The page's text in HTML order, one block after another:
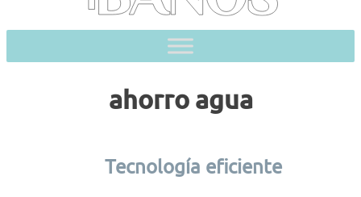
ahorro agua
Tecnología eficiente